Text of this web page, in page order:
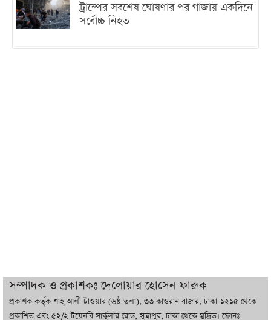
ট্রাম্পের সবশেষ ঘোষণার পর গাজায় একদিনে
সর্বোচ্চ নিহত
দুবাইয়ে বেনজীরের জামিন বাতিল করতে ল
ফার্ম নিয়োগ করেছে সরকার
সম্পাদক ও প্রকাশকঃ দেলোয়ার হোসেন ফারুক
প্রকাশক কর্তৃক শাহ্ আলী টাওয়ার (৬ষ্ঠ তলা), ৩৩ কাওরান বাজার, ঢাকা-১২১৫ থেকে
প্রকাশিত এবং ৫২/২ টয়েনবি সার্কুলার রোড, সুত্রাপুর, ঢাকা থেকে মুদ্রিত। ফোনঃ